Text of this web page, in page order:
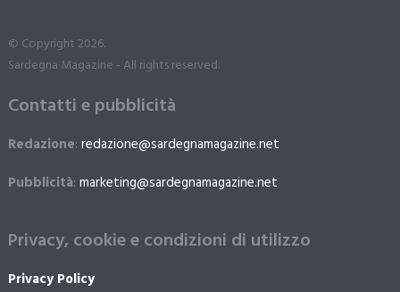
© Copyright 2026.
Sardegna Magazine - All rights reserved.
Contatti e pubblicità
Redazione: redazione@sardegnamagazine.net
Pubblicità: marketing@sardegnamagazine.net
Privacy, cookie e condizioni di utilizzo
Privacy Policy